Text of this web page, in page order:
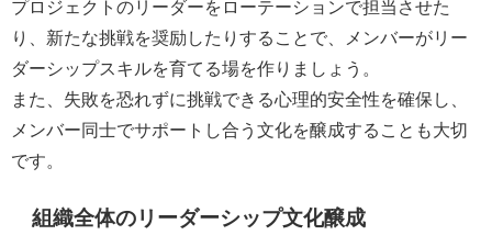
プロジェクトのリーダーをローテーションで担当させた
り、新たな挑戦を奨励したりすることで、メンバーがリー
ダーシップスキルを育てる場を作りましょう。
また、失敗を恐れずに挑戦できる心理的安全性を確保し、
メンバー同士でサポートし合う文化を醸成することも大切
です。
組織全体のリーダーシップ文化醸成